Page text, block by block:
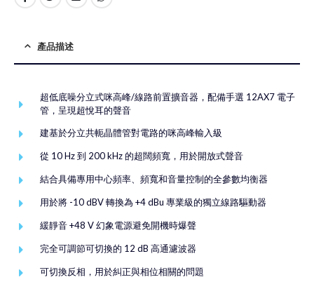
產品描述
超低底噪分立式咪高峰/線路前置擴音器，配備手選 12AX7 電子
管，呈現超悅耳的聲音
建基於分立共軛晶體管對電路的咪高峰輸入級
從 10 Hz 到 200 kHz 的超闊頻寬，用於開放式聲音
結合具備專用中心頻率、頻寬和音量控制的全參數均衡器
用於將 -10 dBV 轉換為 +4 dBu 專業級的獨立線路驅動器
緩靜音 +48 V 幻象電源避免開機時爆聲
完全可調節可切換的 12 dB 高通濾波器
可切換反相，用於糾正與相位相關的問題